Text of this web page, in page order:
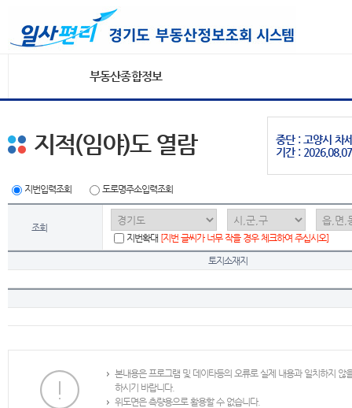
부동산종합정보
중단 : 고양시 차
기간 :
지적(임야)도 열람
지번입력조회 도로명주소입력조회
조회
지번확대 [지번 글씨가 너무 작을 경우 체크하여 주십시오]
토지소재지
본내용은 프로그램 및 데이타등의 오류로 실제 내용과 일치하지
하시기 바랍니다.
위도면은 측량용으로 활용할 수 없습니다.